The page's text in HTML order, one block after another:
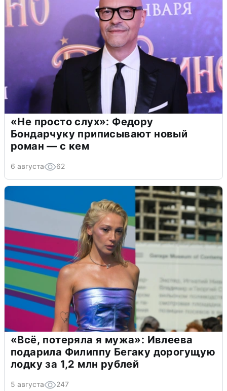
«Не просто слух»: Федору
Бондарчуку приписывают новый
роман — с кем
6 августа 62
«Всё, потеряла я мужа»: Ивлеева
подарила Филиппу Бегаку дорогущую
лодку за 1,2 млн рублей
5 августа 247